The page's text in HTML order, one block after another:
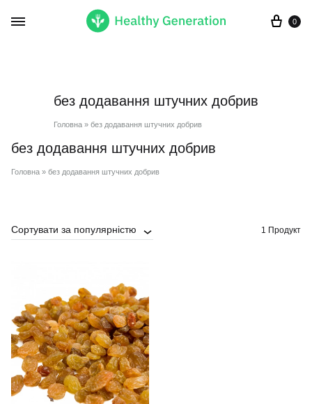
0
без додавання штучних добрив
Головна » без додавання штучних добрив
без додавання штучних добрив
Головна » без додавання штучних добрив
Сортувати за популярністю 1 Продукт